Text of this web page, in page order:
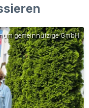
gemeinnützige GmbH